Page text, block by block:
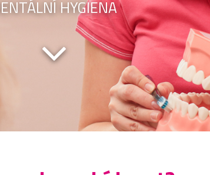
HYGIENA